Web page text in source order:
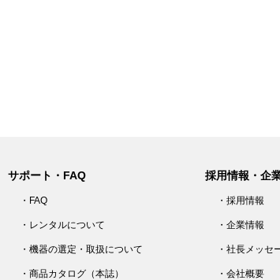
サポート・FAQ
・FAQ
・レンタルについて
・機器の選定・取扱について
・商品カタログ（本誌）
採用情報・企
・採用情報
・企業情報
・社長メッセ
・会社概要